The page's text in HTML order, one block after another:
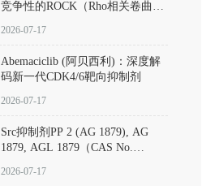
竞争性的ROCK（Rho相关卷曲螺
同等抑制ROCK1与ROCK2；其通
过精准嵌入激酶的ATP结合位点
发挥抑制作用，对ROCK1和
ROCK2的解离常数（Ki）分别为
140 nM和300 nM；在众多丝氨酸/
中，其靶向ROCK的选择性超过
200倍，凸显出优异的分子特异
2026-07-17
Abemaciclib (阿贝西利)：深度解
码新一代CDK4/6靶向抑制剂
2026-07-17
Src抑制剂PP 2 (AG 1879), AG
1879, AGL 1879（CAS No.
应用指南
2026-07-17